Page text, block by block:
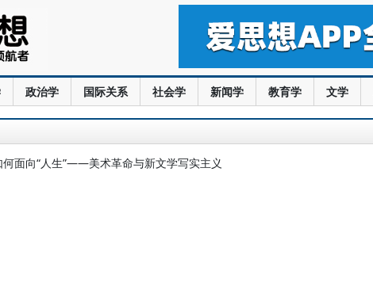
政治学 国际关系 社会学 新闻学 教育学 文学
何面向“人生”——美术革命与新文学写实主义